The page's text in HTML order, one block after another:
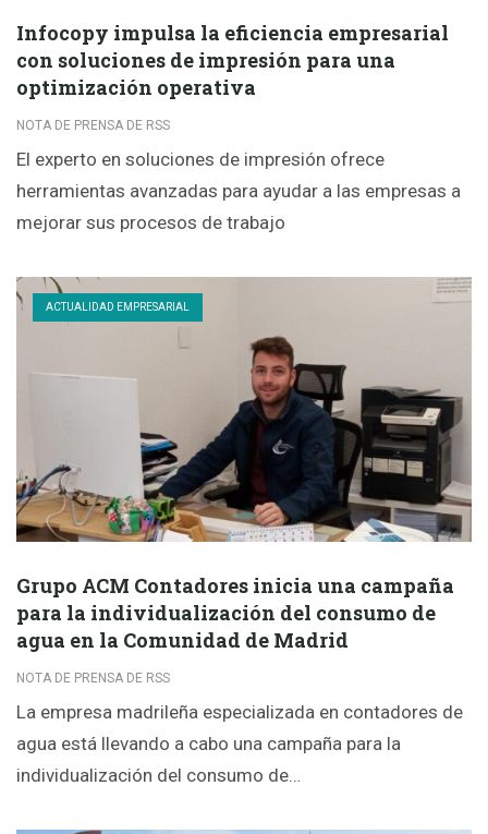
Infocopy impulsa la eficiencia empresarial
con soluciones de impresión para una
optimización operativa
NOTA DE PRENSA DE RSS
El experto en soluciones de impresión ofrece
herramientas avanzadas para ayudar a las empresas a
mejorar sus procesos de trabajo
ACTUALIDAD EMPRESARIAL
Grupo ACM Contadores inicia una campaña
para la individualización del consumo de
agua en la Comunidad de Madrid
NOTA DE PRENSA DE RSS
La empresa madrileña especializada en contadores de
agua está llevando a cabo una campaña para la
individualización del consumo de…